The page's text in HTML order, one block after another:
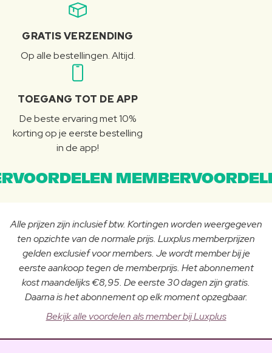
GRATIS VERZENDING
Op alle bestellingen. Altijd.
TOEGANG TOT DE APP
De beste ervaring met 10%
korting op je eerste bestelling
in de app!
Alle prijzen zijn inclusief btw. Kortingen worden weergegeven
ten opzichte van de normale prijs. Luxplus memberprijzen
gelden exclusief voor members. Je wordt member bij je
eerste aankoop tegen de memberprijs. Het abonnement
kost maandelijks €8,95. De eerste 30 dagen zijn gratis.
Daarna is het abonnement op elk moment opzegbaar.
Bekijk alle voordelen als member bij Luxplus